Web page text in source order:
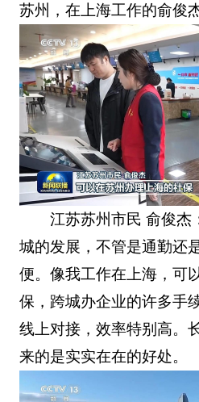
苏州，在上海工作的俞俊
江苏苏州市民 俞俊杰
城的发展，不管是通勤还
便。像我工作在上海，可
保，跨城办企业的许多手
线上对接，效率特别高。
来的是实实在在的好处。